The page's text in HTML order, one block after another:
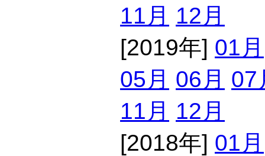
11月 12月
[2019年] 01月
05月 06月 07
11月 12月
[2018年] 01月